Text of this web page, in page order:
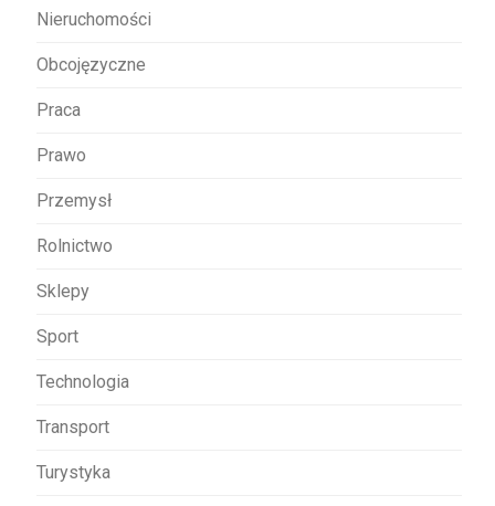
Nieruchomości
Obcojęzyczne
Praca
Prawo
Przemysł
Rolnictwo
Sklepy
Sport
Technologia
Transport
Turystyka